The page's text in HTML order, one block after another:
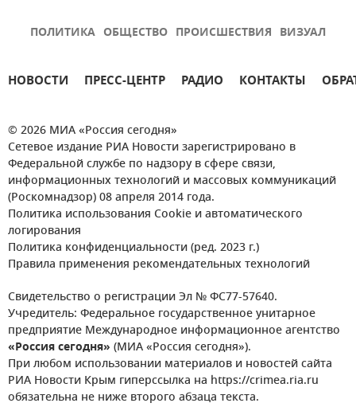
ПОЛИТИКА ОБЩЕСТВО ПРОИСШЕСТВИЯ ВИЗУАЛ
НОВОСТИ ПРЕСС-ЦЕНТР РАДИО КОНТАКТЫ
© 2026 МИА «Россия сегодня»
Сетевое издание РИА Новости зарегистрировано в
Федеральной службе по надзору в сфере связи,
информационных технологий и массовых коммуникаций
(Роскомнадзор) 08 апреля 2014 года.
Политика использования Cookie и автоматического
логирования
Политика конфиденциальности (ред. 2023 г.)
Правила применения рекомендательных технологий
Свидетельство о регистрации Эл № ФС77-57640.
Учредитель: Федеральное государственное унитарное
предприятие Международное информационное агентство
«Россия сегодня» (МИА «Россия сегодня»).
При любом использовании материалов и новостей сайта
РИА Новости Крым гиперссылка на https://crimea.ria.ru
обязательна не ниже второго абзаца текста.